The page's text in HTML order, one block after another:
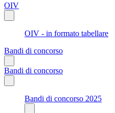
OIV
OIV - in formato tabellare
Bandi di concorso
Bandi di concorso
Bandi di concorso 2025